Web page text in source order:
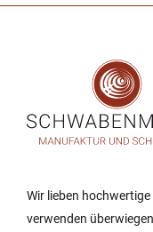
Wir lieben
verwenden